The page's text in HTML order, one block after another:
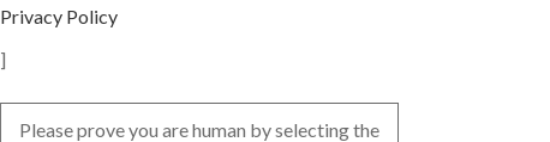
Privacy Policy
]
Please prove you are human by selecting the